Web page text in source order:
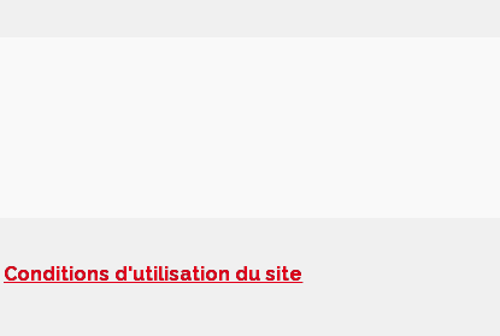
Conditions d'utilisation du site